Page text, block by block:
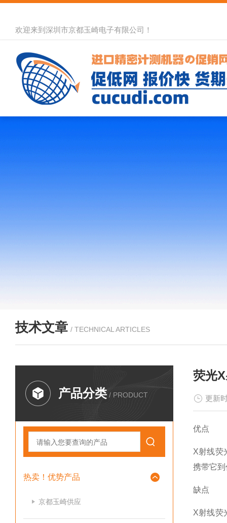
欢迎来到深圳市京都玉崎电子有限公司！
技术文章 / TECHNICAL ARTICLES
产品分类 / PRODUCT
热卖！优势产品
京都玉崎供应
荧光
更新
优点
X射线荧
携带它
缺点
X射线荧